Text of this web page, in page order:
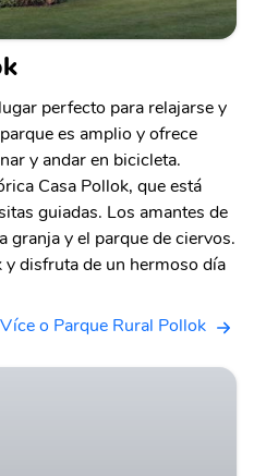
perfecto para relajarse y
es amplio y ofrece
y andar en bicicleta.
Casa Pollok, que está
guiadas. Los amantes de
granja y el parque de ciervos.
disfruta de un hermoso día
Více o Parque Rural Pollok